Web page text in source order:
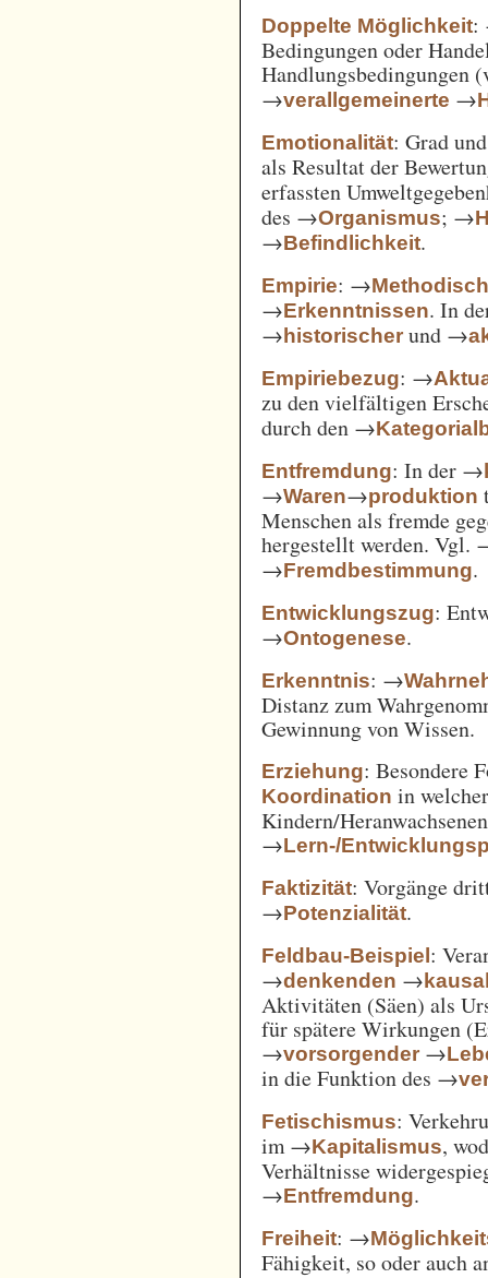
Doppelte Möglichkeit:
Bedingungen oder
Handlungsbedingungen
→verallgemeinerte →
Emotionalität: Grad
als Resultat der
erfassten
des →Organismus; →
→Befindlichkeit.
Empirie: →
→Erkenntnissen. In
→historischer und →
Empiriebezug: →
zu den vielfältigen
durch den →
Entfremdung: In der →
→Waren→produktion
Menschen als fremde
hergestellt werden. Vgl.
→Fremdbestimmung.
Entwicklungszug:
→Ontogenese.
Erkenntnis: →
Distanz zum
Gewinnung von Wissen.
Erziehung: Besondere
Koordination in
Kindern/
→Lern-/
Faktizität: Vorgänge
→Potenzialität.
Feldbau-Beispiel:
→denkenden →
Aktivitäten (Säen) als
für spätere Wirkungen
→vorsorgender →
in die Funktion des →
Fetischismus:
im →Kapitalismus,
Verhältnisse
→Entfremdung.
Freiheit: →
Fähigkeit, so oder auch